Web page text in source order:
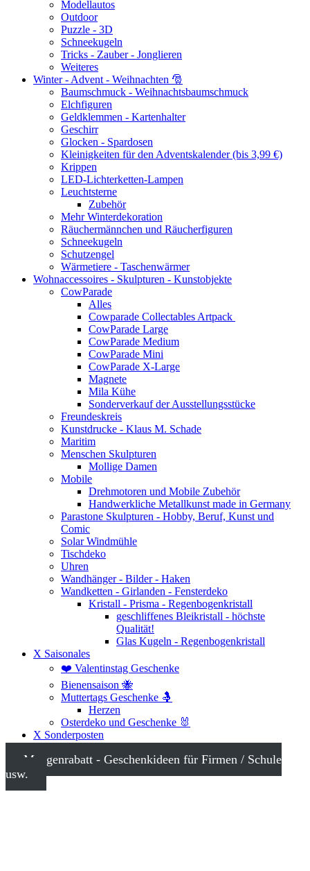
Modellautos
Outdoor
Puzzle - 3D
Schneekugeln
Tricks - Zauber - Jonglieren
Weiteres
Winter - Advent - Weihnachten 🎅
Baumschmuck - Weihnachtsbaumschmuck
Elchfiguren
Geldklemmen - Kartenhalter
Geschirr
Glocken - Spardosen
Kleinigkeiten für den Adventskalender (bis 3,99 €)
Krippen
LED-Lichterketten-Lampen
Leuchtsterne
Zubehör
Mehr Winterdekoration
Räuchermännchen und Räucherfiguren
Schneekugeln
Schutzengel
Wärmetiere - Taschenwärmer
Wohnaccessoires - Skulpturen - Kunstobjekte
CowParade
Alles
Cowparade Collectables Artpack
CowParade Large
CowParade Medium
CowParade Mini
CowParade X-Large
Magnete
Mila Kühe
Sonderverkauf der Ausstellungsstücke
Freundeskreis
Kunstdrucke - Klaus M. Schade
Maritim
Menschen Skulpturen
Mollige Damen
Mobile
Drehmotoren und Mobile Zubehör
Handwerkliche Metallkunst made in Germany
Parastone Skulpturen - Hobby, Beruf, Kunst und
Comic
Solar Windmühle
Tischdeko
Uhren
Wandhänger - Bilder - Haken
Wandketten - Girlanden - Fensterdeko
Kristall - Prisma - Regenbogenkristall
geschliffenes Bleikristall - höchste
Qualität!
Glas Kugeln - Regenbogenkristall
X Saisonales
❤️ Valentinstag Geschenke
Bienensaison 🐝
Muttertags Geschenke 🤱
Herzen
Osterdeko und Geschenke 🐰
X Sonderposten
Mengenrabatt - Geschenkideen für Firmen / Schule
usw.